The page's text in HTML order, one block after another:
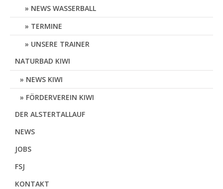
NEWS WASSERBALL
TERMINE
UNSERE TRAINER
NATURBAD KIWI
NEWS KIWI
FÖRDERVEREIN KIWI
DER ALSTERTALLAUF
NEWS
JOBS
FSJ
KONTAKT